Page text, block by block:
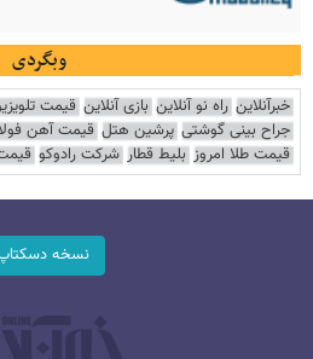
وبگردی
خبرآنلاین راه نو آنلاین بازی آنلاین قیمت
جراح بینی گوشتی پرشین هتل قیمت آهن
قیمت طلا امروز بلیط قطار شرکت رادوکو
نسخه